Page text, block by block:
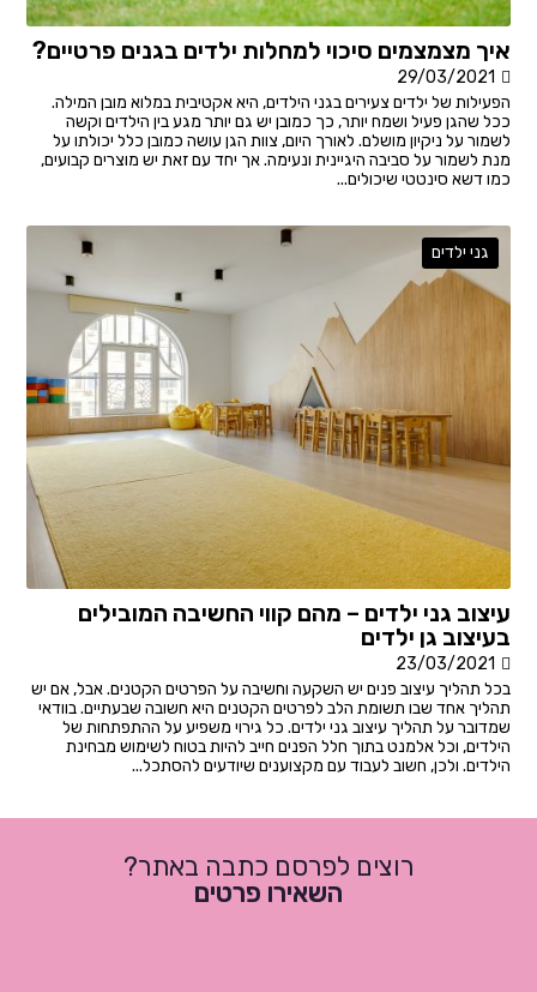
איך מצמצמים סיכוי למחלות ילדים בגנים פרטיים?
29/03/2021
הפעילות של ילדים צעירים בגני הילדים, היא אקטיבית במלוא מובן המילה.
ככל שהגן פעיל ושמח יותר, כך כמובן יש גם יותר מגע בין הילדים וקשה
לשמור על ניקיון מושלם. לאורך היום, צוות הגן עושה כמובן כלל יכולתו על
מנת לשמור על סביבה היגיינית ונעימה. אך יחד עם זאת יש מוצרים קבועים,
כמו דשא סינטטי שיכולים...
גני ילדים
עיצוב גני ילדים – מהם קווי החשיבה המובילים
בעיצוב גן ילדים
23/03/2021
בכל תהליך עיצוב פנים יש השקעה וחשיבה על הפרטים הקטנים. אבל, אם יש
תהליך אחד שבו תשומת הלב לפרטים הקטנים היא חשובה שבעתיים. בוודאי
שמדובר על תהליך עיצוב גני ילדים. כל גירוי משפיע על ההתפתחות של
הילדים, וכל אלמנט בתוך חלל הפנים חייב להיות בטוח לשימוש מבחינת
הילדים. ולכן, חשוב לעבוד עם מקצוענים שיודעים להסתכל...
רוצים לפרסם כתבה באתר?
השאירו פרטים